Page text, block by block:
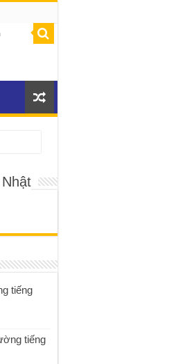
tiếng
tiếng